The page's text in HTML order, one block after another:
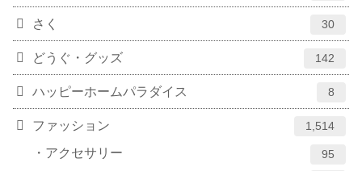
さく 30
どうぐ・グッズ 142
ハッピーホームパラダイス 8
ファッション 1,514
アクセサリー 95